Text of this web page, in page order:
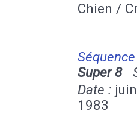
Chien /
Super 8
Date :
1983